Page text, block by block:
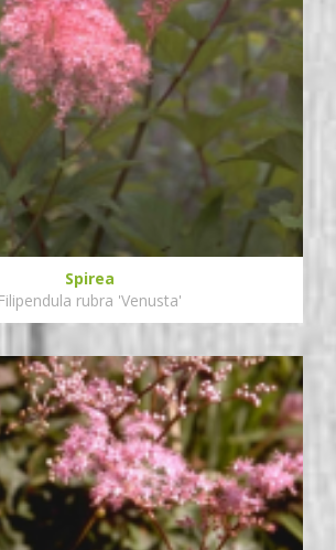
Spirea
Filipendula rubra 'Venusta'